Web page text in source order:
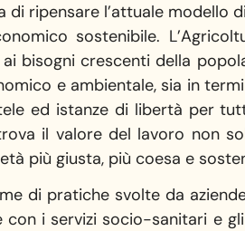
di ripensare l’attuale
sostenibile.
bisogni crescenti della
e ambientale, sia in
ed istanze di libertà per
il valore del lavoro non
più giusta, più coesa e
di pratiche svolte da
con i servizi socio-sanitari e